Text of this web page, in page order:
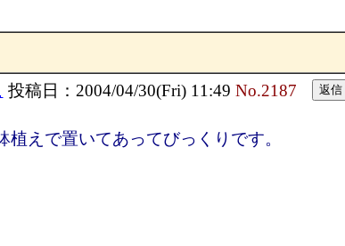
投稿日：2004/04/30(Fri) 11:49 No.2187
えで置いてあってびっくりです。